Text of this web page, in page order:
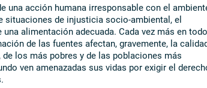
una acción humana irresponsable con el
de injusticia socio-ambiental, el
alimentación adecuada. Cada vez más en
de las fuentes afectan, gravemente, la
los más pobres y de las poblaciones más
ven amenazadas sus vidas por exigir el